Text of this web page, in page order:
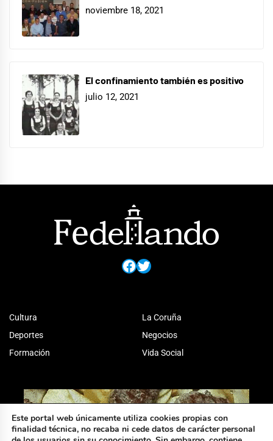
noviembre 18, 2021
El confinamiento también es positivo
julio 12, 2021
Facebook
Twitter
Cultura
Deportes
Formación
La Coruña
Negocios
Vida Social
Este portal web únicamente utiliza cookies propias con
finalidad técnica, no recaba ni cede datos de carácter personal